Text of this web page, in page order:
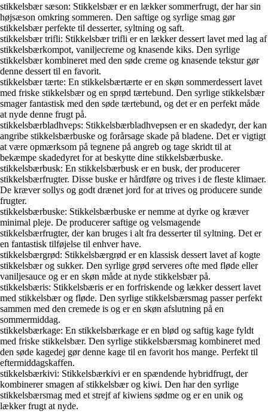
stikkelsbær sæson: Stikkelsbær er en lækker sommerfrugt, der har sin
højsæson omkring sommeren. Den saftige og syrlige smag gør
stikkelsbær perfekte til desserter, syltning og saft.
stikkelsbær trifli: Stikkelsbær trifli er en lækker dessert lavet med lag af
stikkelsbærkompot, vaniljecreme og knasende kiks. Den syrlige
stikkelsbær kombineret med den søde creme og knasende tekstur gør
denne dessert til en favorit.
stikkelsbær tærte: En stikkelsbærtærte er en skøn sommerdessert lavet
med friske stikkelsbær og en sprød tærtebund. Den syrlige stikkelsbær
smager fantastisk med den søde tærtebund, og det er en perfekt måde
at nyde denne frugt på.
stikkelsbærbladhveps: Stikkelsbærbladhvepsen er en skadedyr, der kan
angribe stikkelsbærbuske og forårsage skade på bladene. Det er vigtigt
at være opmærksom på tegnene på angreb og tage skridt til at
bekæmpe skadedyret for at beskytte dine stikkelsbærbuske.
stikkelsbærbusk: En stikkelsbærbusk er en busk, der producerer
stikkelsbærfrugter. Disse buske er hårdføre og trives i de fleste klimaer.
De kræver sollys og godt drænet jord for at trives og producere sunde
frugter.
stikkelsbærbuske: Stikkelsbærbuske er nemme at dyrke og kræver
minimal pleje. De producerer saftige og velsmagende
stikkelsbærfrugter, der kan bruges i alt fra desserter til syltning. Det er
en fantastisk tilføjelse til enhver have.
stikkelsbærgrød: Stikkelsbærgrød er en klassisk dessert lavet af kogte
stikkelsbær og sukker. Den syrlige grød serveres ofte med fløde eller
vaniljesauce og er en skøn måde at nyde stikkelsbær på.
stikkelsbæris: Stikkelsbæris er en forfriskende og lækker dessert lavet
med stikkelsbær og fløde. Den syrlige stikkelsbærsmag passer perfekt
sammen med den cremede is og er en skøn afslutning på en
sommermiddag.
stikkelsbærkage: En stikkelsbærkage er en blød og saftig kage fyldt
med friske stikkelsbær. Den syrlige stikkelsbærsmag kombineret med
den søde kagedej gør denne kage til en favorit hos mange. Perfekt til
eftermiddagskaffen.
stikkelsbærkivi: Stikkelsbærkivi er en spændende hybridfrugt, der
kombinerer smagen af stikkelsbær og kiwi. Den har den syrlige
stikkelsbærsmag med et strejf af kiwiens sødme og er en unik og
lækker frugt at nyde.